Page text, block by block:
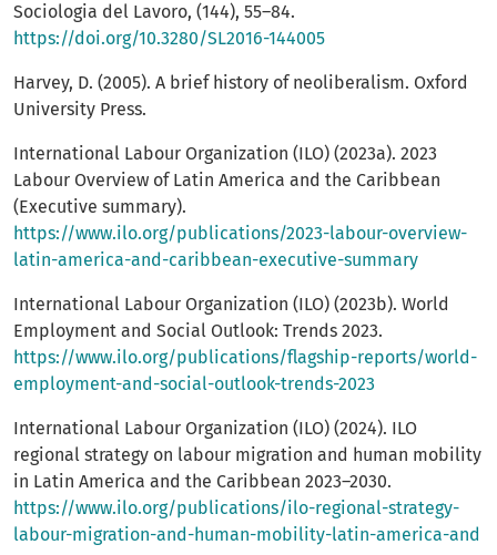
Sociologia del Lavoro, (144), 55–84.
https://doi.org/10.3280/SL2016-144005
Harvey, D. (2005). A brief history of neoliberalism. Oxford
University Press.
International Labour Organization (ILO) (2023a). 2023
Labour Overview of Latin America and the Caribbean
(Executive summary).
https://www.ilo.org/publications/2023-labour-overview-
latin-america-and-caribbean-executive-summary
International Labour Organization (ILO) (2023b). World
Employment and Social Outlook: Trends 2023.
https://www.ilo.org/publications/flagship-reports/world-
employment-and-social-outlook-trends-2023
International Labour Organization (ILO) (2024). ILO
regional strategy on labour migration and human mobility
in Latin America and the Caribbean 2023–2030.
https://www.ilo.org/publications/ilo-regional-strategy-
labour-migration-and-human-mobility-latin-america-and